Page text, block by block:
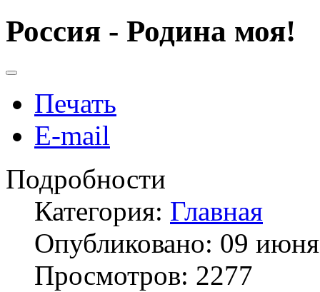
Россия - Родина моя!
Печать
E-mail
Подробности
Категория: Главная
Опубликовано: 09
Просмотров: 2277